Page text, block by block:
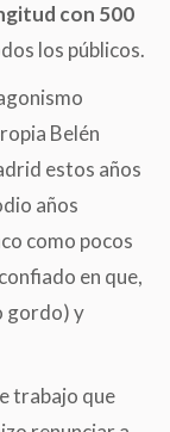
con 500
los públicos.
Belén
estos años
años
como pocos
en que,
gordo) y
trabajo que